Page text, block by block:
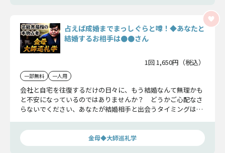
占えば成婚までまっしぐらと噂！◆あなたと
結婚するお相手は●●さん
1回 1,650円（税込）
一部無料 一人用
会社と自宅を往復するだけの日々に、もう結婚なんて無理かも
と不安になっているのではありませんか？ どうかご心配なさ
らないでください、あなたが結婚相手と出会うタイミングは近
い。
金母◆大師巡礼学